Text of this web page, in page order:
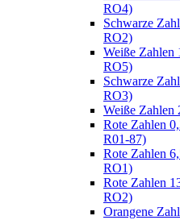
RO4)
Schwarze
RO2)
Weiße Zahlen
RO5)
Schwarze
RO3)
Weiße Zahlen
Rote Zahlen
R01-87)
Rote Zahlen
RO1)
Rote Zahlen
RO2)
Orangene